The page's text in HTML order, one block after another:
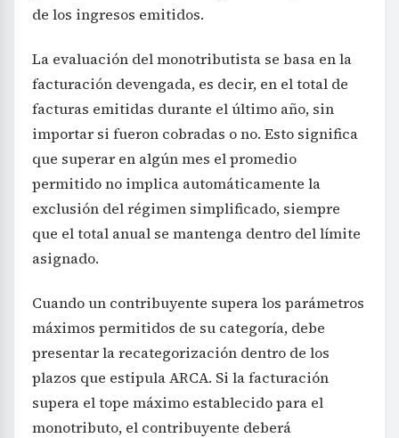
de los ingresos emitidos.
La evaluación del monotributista se basa en la
facturación devengada, es decir, en el total de
facturas emitidas durante el último año, sin
importar si fueron cobradas o no. Esto significa
que superar en algún mes el promedio
permitido no implica automáticamente la
exclusión del régimen simplificado, siempre
que el total anual se mantenga dentro del límite
asignado.
Cuando un contribuyente supera los parámetros
máximos permitidos de su categoría, debe
presentar la recategorización dentro de los
plazos que estipula ARCA. Si la facturación
supera el tope máximo establecido para el
monotributo, el contribuyente deberá